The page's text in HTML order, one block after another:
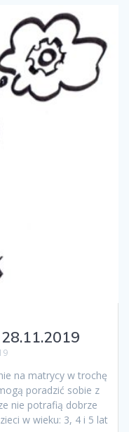
na matrycy w trochę
poradzić sobie z
nie potrafią dobrze
w wieku: 3, 4 i 5 lat